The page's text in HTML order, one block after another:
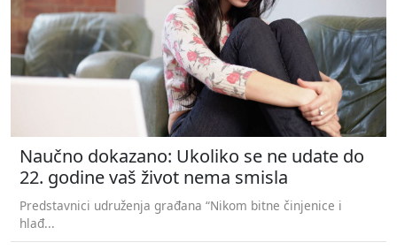
Naučno dokazano: Ukoliko se ne udate do
22. godine vaš život nema smisla
Predstavnici udruženja građana “Nikom bitne činjenice i
hlađ...